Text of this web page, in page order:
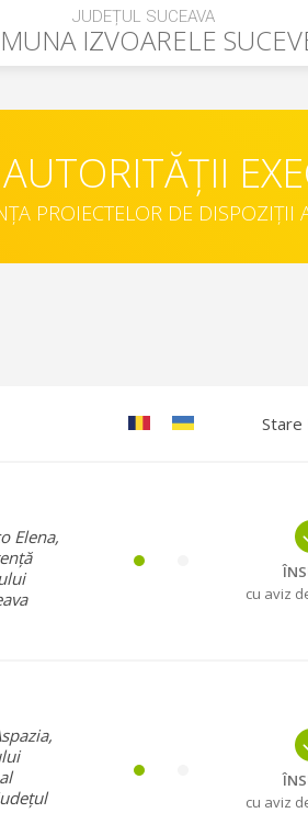
JUDEȚUL SUCEAVA
IZVOARELE
PROIECTELOR DE DISPOZIȚII
Stare
Elena,
cu aviz
cu aviz